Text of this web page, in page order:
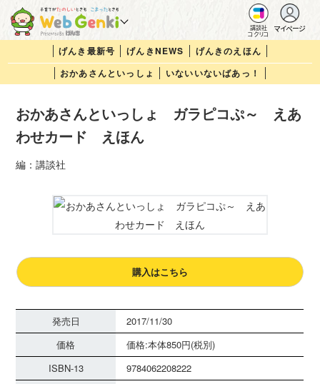
講談社
コクリコ
マイページ
げんき最新号 げんきNEWS
げんきのえほん
おかあさんといっしょ
いないいないばあっ！
おかあさんといっしょ ガラピコぷ～ えあ
わせカード えほん
編：講談社
購入はこちら
発売日
2017/11/30
価格
価格:本体850円(税別)
ISBN-13
9784062208222